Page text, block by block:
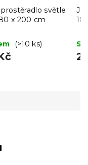
světle
x 200 cm
(>10 ks)